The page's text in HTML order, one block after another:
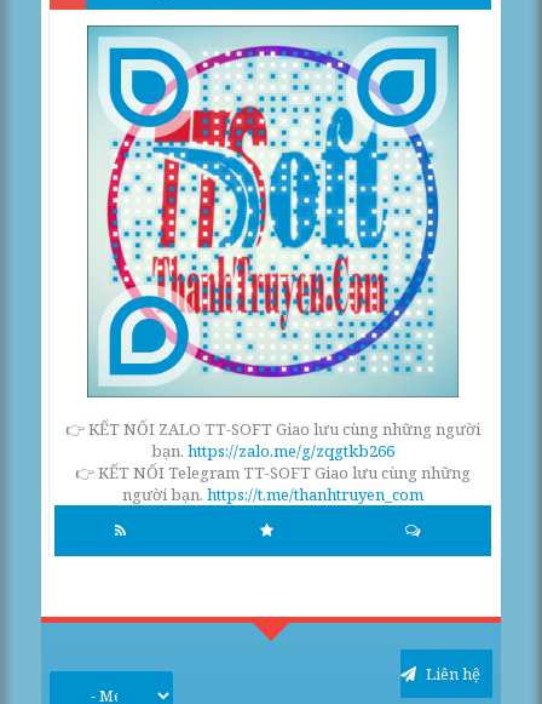
👉 KẾT NỐI ZALO TT-SOFT Giao lưu cùng những người
bạn. https://zalo.me/g/zqgtkb266
👉 KẾT NỐI Telegram TT-SOFT Giao lưu cùng những
người bạn. https://t.me/thanhtruyen_com
Liên hệ